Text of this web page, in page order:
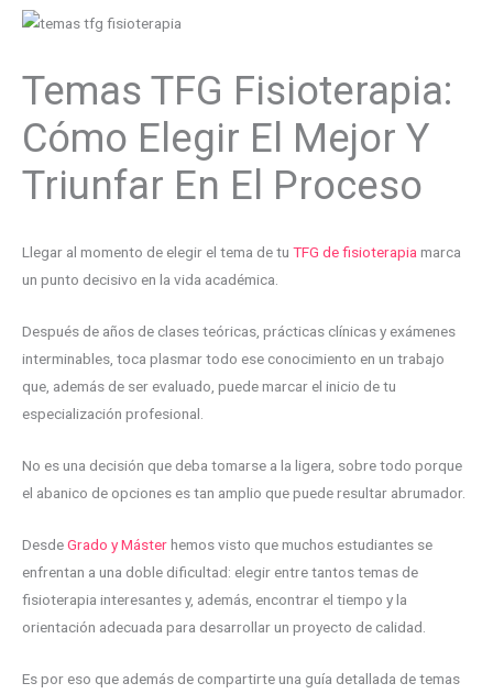
Temas TFG Fisioterapia:
Cómo Elegir El Mejor Y
Triunfar En El Proceso
Llegar al momento de elegir el tema de tu TFG de fisioterapiamarca
un punto decisivo en la vida académica.
Después de años de clases teóricas, prácticas clínicas y exámenes
interminables, toca plasmar todo ese conocimiento en un trabajo
que, además de ser evaluado, puede marcar el inicio de tu
especialización profesional.
No es una decisión que deba tomarse a la ligera, sobre todo porque
el abanico de opciones es tan amplio que puede resultar abrumador.
DesdeGrado y Másterhemos visto que muchos estudiantes se
enfrentan a una doble dificultad: elegir entre tantos temas de
fisioterapia interesantes y, además, encontrar el tiempo y la
orientación adecuada para desarrollar un proyecto de calidad.
Es por eso que además de compartirte una guía detallada de temas